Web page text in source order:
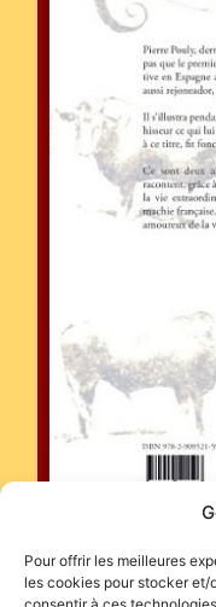
Pour offrir les meilleures
les cookies pour stocker et/